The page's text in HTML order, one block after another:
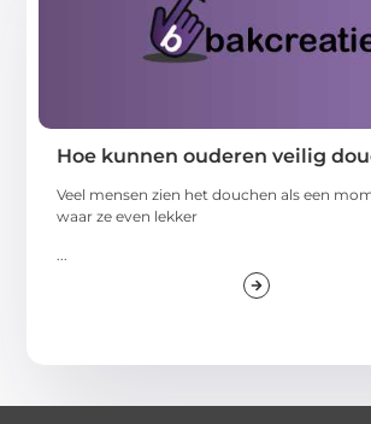
Hoe kunnen ouderen veilig
Veel mensen zien het douchen als een
waar ze even lekker
...